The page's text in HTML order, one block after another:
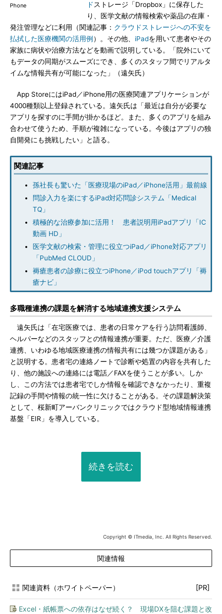
Phone ド ストレージ「Dropbox」に保存した
り、医学文献の情報検索や薬品の在庫・
発注管理などに利用（関連記事： クラウドストレージへの不安を
払拭した医療機関の活用例 ）。その他、 iPadを用いて患者やその
家族に病状や治療方法などを動画で説明している。「院外にいて
もデータの同期がスムーズにでき、多くのスタッフ間でリアルタ
イムな情報共有が可能になった」（遠矢氏）
App StoreにはiPad／iPhone用の医療関連アプリケーションが
4000種類以上登録されている。遠矢氏は「最近は自分が必要な
アプリを探すのに手間が掛かるほど。また、多くのアプリを組み
合わせて使うため、手順が複雑になっている。今後はアプリの独
自開発にも挑戦したい」と語る。
関連記事
孫社長も驚いた「医療現場のiPad／iPhone活用」最前線
問診入力を楽にするiPad対応問診システム「Medical
TQ」
積極的な治療参加に活用！ 患者説明用iPadアプリ「IC
動画 HD」
医学文献の検索・管理に役立つiPad／iPhone対応アプリ
「PubMed CLOUD」
褥瘡患者の診療に役立つiPhone／iPod touchアプリ「褥
瘡ナビ」
多職種連携の課題を解消する地域連携支援システム
遠矢氏は「在宅医療では、患者の日常ケアを行う訪問看護師、
ヘルパーなどのスタッフとの情報連携が重要。ただ、医療／介護
連携、いわゆる地域医療連携の情報共有には幾つか課題がある」
と説明する。患者宅の連絡ノートで診断や処置の内容を共有した
り、他の施設への連絡には電話／FAXを使うことが多い。しか
し、この方法では患者宅でしか情報を確認できなかったり、重複
記録の手間や情報の統一性に欠けることがある。その課題解決策
として、桜新町アーバンクリニックではクラウド型地域情報連携
基盤「EIR」を導入している。
続きを読む
Copyright © ITmedia, Inc. All Rights Reserved.
関連情報
関連資料（ホワイトペーパー） [PR]
Excel・紙帳票への依存はなぜ続く？ 現場DXを阻む課題と改